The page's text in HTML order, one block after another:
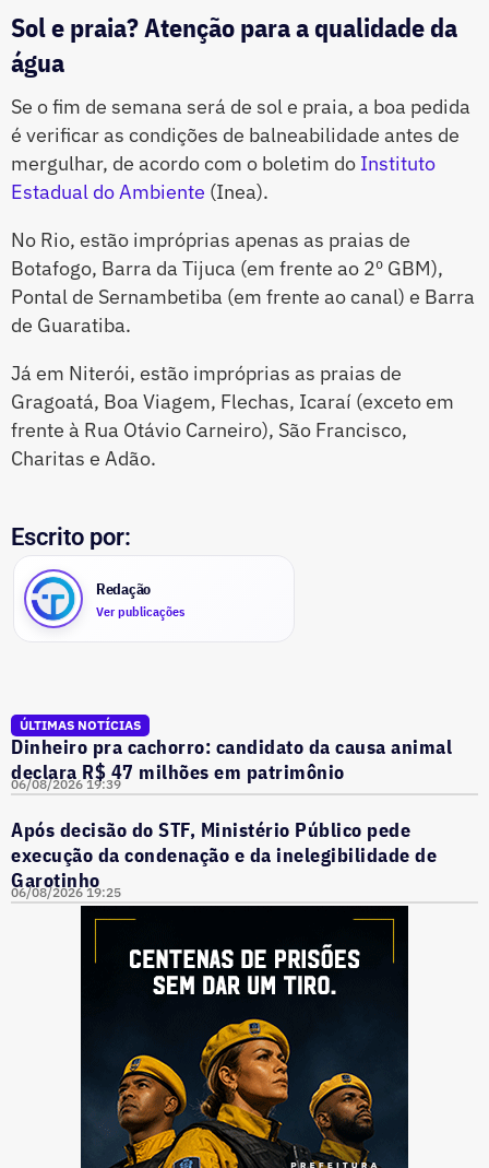
Sol e praia? Atenção para a qualidade da
água
Se o fim de semana será de sol e praia, a boa pedida
é verificar as condições de balneabilidade antes de
mergulhar, de acordo com o boletim do Instituto
Estadual do Ambiente (Inea).
No Rio, estão impróprias apenas as praias de
Botafogo, Barra da Tijuca (em frente ao 2º GBM),
Pontal de Sernambetiba (em frente ao canal) e Barra
de Guaratiba.
Já em Niterói, estão impróprias as praias de
Gragoatá, Boa Viagem, Flechas, Icaraí (exceto em
frente à Rua Otávio Carneiro), São Francisco,
Charitas e Adão.
Escrito por:
Redação
Ver publicações
ÚLTIMAS NOTÍCIAS
Dinheiro pra cachorro: candidato da causa animal
declara R$ 47 milhões em patrimônio
06/08/2026 19:39
Após decisão do STF, Ministério Público pede
execução da condenação e da inelegibilidade de
Garotinho
06/08/2026 19:25